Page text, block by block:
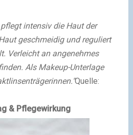
intensiv die Haut der
geschmeidig und reguliert
Verleicht an angenehmes
Als Makeup-Unterlage
Quelle:
& Pflegewirkung